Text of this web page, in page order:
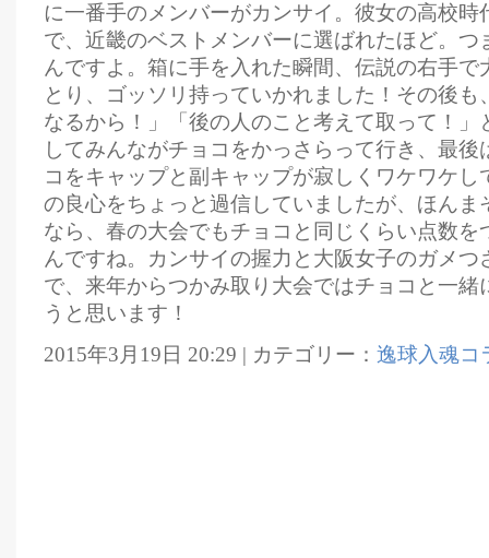
に一番手のメンバーがカンサイ。彼女の高校時
で、近畿のベストメンバーに選ばれたほど。つ
んですよ。箱に手を入れた瞬間、伝説の右手で
とり、ゴッソリ持っていかれました！その後も
なるから！」「後の人のこと考えて取って！」
してみんながチョコをかっさらって行き、最
コをキャップと副キャップが寂しくワケワケし
の良心をちょっと過信していましたが、ほんま
なら、春の大会でもチョコと同じくらい点数を
んですね。カンサイの握力と大阪女子のガメつ
で、来年からつかみ取り大会ではチョコと一緒
うと思います！
2015年3月19日 20:29 | カテゴリー： 逸球入魂コ